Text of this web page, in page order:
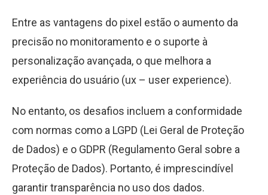
Entre as vantagens do pixel estão o aumento da
precisão no monitoramento e o suporte à
personalização avançada, o que melhora a
experiência do usuário (ux – user experience).
No entanto, os desafios incluem a conformidade
com normas como a LGPD (Lei Geral de Proteção
de Dados) e o GDPR (Regulamento Geral sobre a
Proteção de Dados). Portanto, é imprescindível
garantir transparência no uso dos dados.